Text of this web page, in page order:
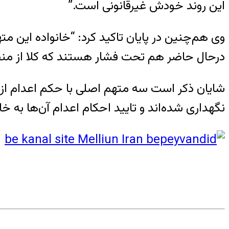
این روند خودش غیرقانونی است.”
وی هم‌چنین در پایان تاکید کرد: “خانواده
درحال حاضر هم تحت فشار هستند که کلا از
شایان ذکر است سه متهم اصلی با حکم اعدام از
نگهداری شده‌اند و تایید احکام اعدام آن‌ها به